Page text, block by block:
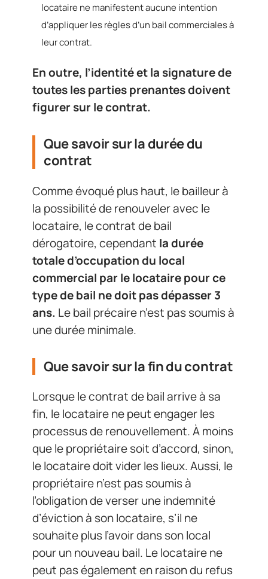
locataire ne manifestent aucune intention
d’appliquer les règles d’un bail commerciales à
leur contrat.
En outre, l’identité et la signature de
toutes les parties prenantes doivent
figurer sur le contrat.
Que savoir sur la durée du
contrat
Comme évoqué plus haut, le bailleur à
la possibilité de renouveler avec le
locataire, le contrat de bail
dérogatoire, cependant la durée
totale d’occupation du local
commercial par le locataire pour ce
type de bail ne doit pas dépasser 3
ans. Le bail précaire n’est pas soumis à
une durée minimale.
Que savoir sur la fin du contrat
Lorsque le contrat de bail arrive à sa
fin, le locataire ne peut engager les
processus de renouvellement. À moins
que le propriétaire soit d’accord, sinon,
le locataire doit vider les lieux. Aussi, le
propriétaire n’est pas soumis à
l’obligation de verser une indemnité
d’éviction à son locataire, s’il ne
souhaite plus l’avoir dans son local
pour un nouveau bail. Le locataire ne
peut pas également en raison du refus